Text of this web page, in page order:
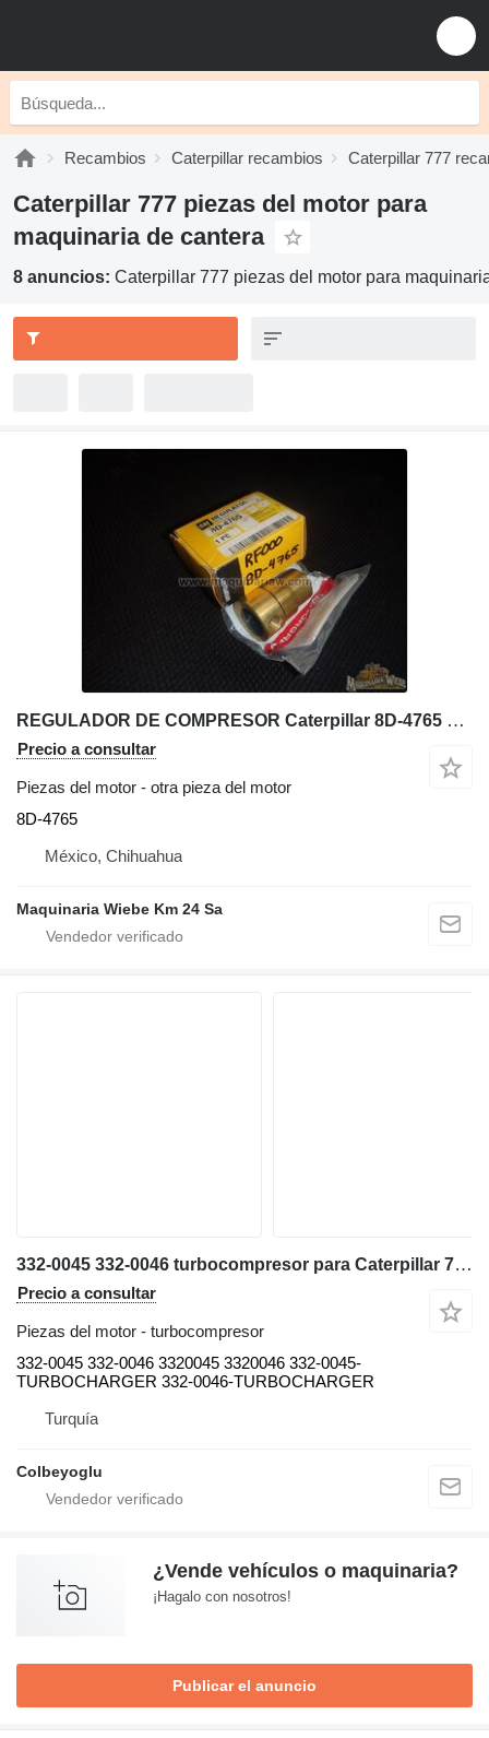
Recambios Caterpillar recambios Caterpillar 777
Caterpillar 777 piezas del motor para
maquinaria de cantera
8 anuncios: Caterpillar 777 piezas del motor para
REGULADOR DE COMPRESOR Caterpillar 8D-4765 para Caterpillar 777G 797F 793F 651E 657E 627F volquete rígido
Precio a consultar
Piezas del motor - otra pieza del motor
8D-4765
México, Chihuahua
Maquinaria Wiebe Km 24 Sa
332-0045 332-0046 turbocompresor para Caterpillar 777B volquete rígido
Precio a consultar
Piezas del motor - turbocompresor
332-0045 332-0046 3320045 3320046 332-0045-
TURBOCHARGER 332-0046-TURBOCHARGER
Turquía
Colbeyoglu
¿Vende vehículos o maquinaria?
¡Hagalo con nosotros!
Publicar el anuncio